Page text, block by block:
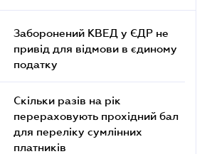
Заборонений КВЕД у ЄДР не
привід для відмови в єдиному
податку
Скільки разів на рік
перераховують прохідний бал
для переліку сумлінних
платників